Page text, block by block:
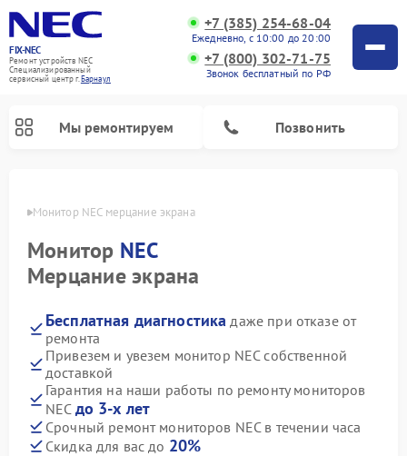
FIX-NEC
Ремонт устройств NEC
Специализированный
cервисный центр г.Барнаул
+7 (385) 254-68-04
Ежедневно, с 10:00 до 20:00
+7 (800) 302-71-75
Звонок бесплатный по РФ
Мы ремонтируем Позвонить
Монитор NEC мерцание экрана
Монитор NEC
Мерцание экрана
Бесплатная диагностика даже при отказе от
ремонта
Привезем и увезем монитор NEC собственной
доставкой
Гарантия на наши работы по ремонту мониторов
NEC до 3-х лет
Срочный ремонт мониторов NEC в течении часа
Скидка для вас до 20%